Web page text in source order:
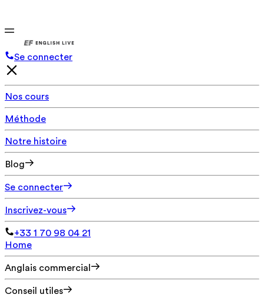
Se connecter
Nos cours
Méthode
Notre histoire
Blog
Se connecter
Inscrivez-vous
+33 1 70 98 04 21
Home
Anglais commercial
Conseil utiles